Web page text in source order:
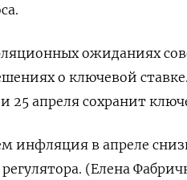
ожиданиях
о ключевой
25 апреля сохранит
инфляция в апреле
(Елена